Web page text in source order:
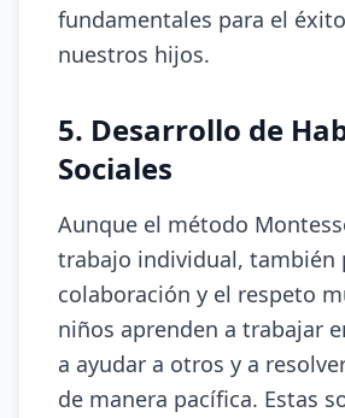
fundamentales para el
nuestros hijos.
5. Desarrollo de
Sociales
Aunque el método
trabajo individual, también
colaboración y el respeto
niños aprenden a trabajar
a ayudar a otros y a
de manera pacífica. Estas